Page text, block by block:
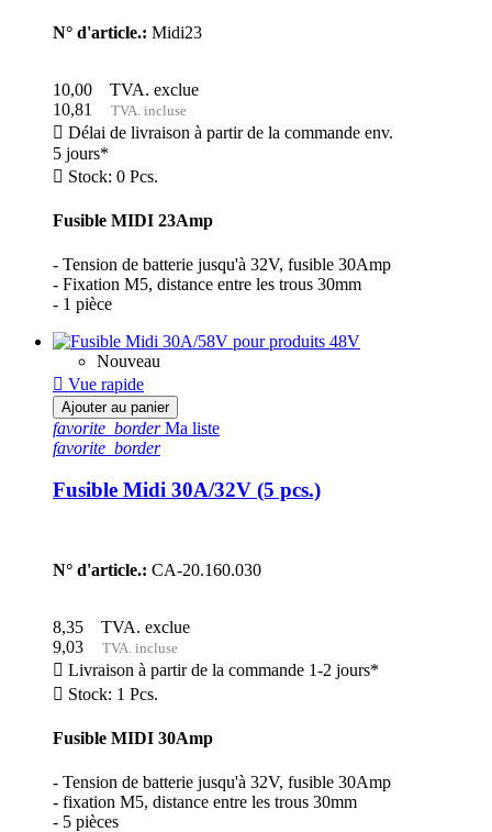
N° d'article.: Midi23
10,00
TVA. exclue
10,81
TVA. incluse
 Délai de livraison à partir de la commande env.
5 jours*
 Stock: 0 Pcs.
Fusible MIDI 23Amp
- Tension de batterie jusqu'à 32V, fusible 30Amp
- Fixation M5, distance entre les trous 30mm
- 1 pièce
Nouveau
 Vue rapide
Ajouter au panier
favorite_borderMa liste
favorite_border
Fusible Midi 30A/32V (5 pcs.)
N° d'article.: CA-20.160.030
8,35
TVA. exclue
9,03
TVA. incluse
 Livraison à partir de la commande 1-2 jours*
 Stock: 1 Pcs.
Fusible MIDI 30Amp
- Tension de batterie jusqu'à 32V, fusible 30Amp
- fixation M5, distance entre les trous 30mm
- 5 pièces